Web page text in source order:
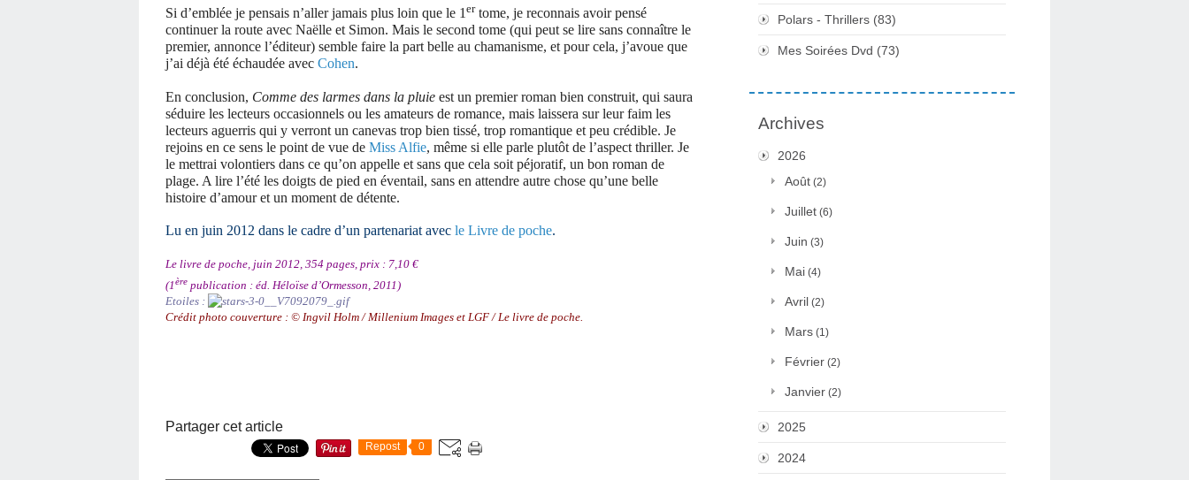
Si d’emblée je pensais n’aller jamais plus loin que le 1 ertome, je reconnais avoir pensé
continuer la route avec Naëlle et Simon. Mais le second tome (qui peut se lire sans connaître le
premier, annonce l’éditeur) semble faire la part belle au chamanisme, et pour cela, j’avoue que
j’ai déjà été échaudée avec Cohen.
En conclusion, Comme des larmes dans la pluie est un premier roman bien construit, qui saura
séduire les lecteurs occasionnels ou les amateurs de romance, mais laissera sur leur faim les
lecteurs aguerris qui y verront un canevas trop bien tissé, trop romantique et peu crédible. Je
rejoins en ce sens le point de vue de Miss Alfie, même si elle parle plutôt de l’aspect thriller. Je
le mettrai volontiers dans ce qu’on appelle et sans que cela soit péjoratif, un bon roman de
plage. A lire l’été les doigts de pied en éventail, sans en attendre autre chose qu’une belle
histoire d’amour et un moment de détente.
Lu en juin 2012 dans le cadre d’un partenariat avec le Livre de poche.
Le livre de poche, juin 2012, 354 pages, prix : 7,10 €
(1ère publication : éd. Héloïse d’Ormesson, 2011)
Etoiles :
Crédit photo couverture : © Ingvil Holm / Millenium Images et LGF / Le livre de poche.
Partager cet article
Repost 0
Polars - Thrillers (83)
Mes Soirées Dvd (73)
Archives
2026
Août (2)
Juillet (6)
Juin (3)
Mai (4)
Avril (2)
Mars (1)
Février (2)
Janvier (2)
2025
2024